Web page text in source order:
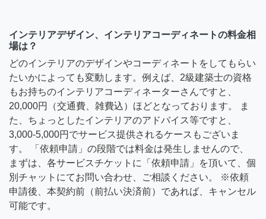
インテリアデザイン、インテリアコーディネートの料金相
場は？
どのインテリアのデザインやコーディネートをしてもらい
たいかによっても変動します。例えば、2級建築士の資格
もお持ちのインテリアコーディネーターさんですと、
20,000円（交通費、雑費込）ほどとなっております。 ま
た、ちょっとしたインテリアのアドバイス等ですと、
3,000-5,000円でサービス提供されるケースもございま
す。 「依頼申請」の段階では料金は発生しませんので、
まずは、各サービスチケットに「依頼申請」を頂いて、個
別チャットにてお問い合わせ、ご相談ください。 ※依頼
申請後、本契約前（前払い決済前）であれば、キャンセル
可能です。